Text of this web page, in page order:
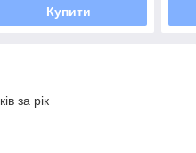
Купити
за рік